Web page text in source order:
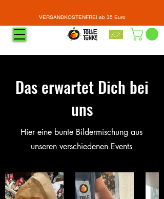
VERSANDKOSTENFREI ab 35 Euro
Das erwartet Dich bei
uns
Hier eine bunte Bildermischung aus
unseren verschiedenen Events